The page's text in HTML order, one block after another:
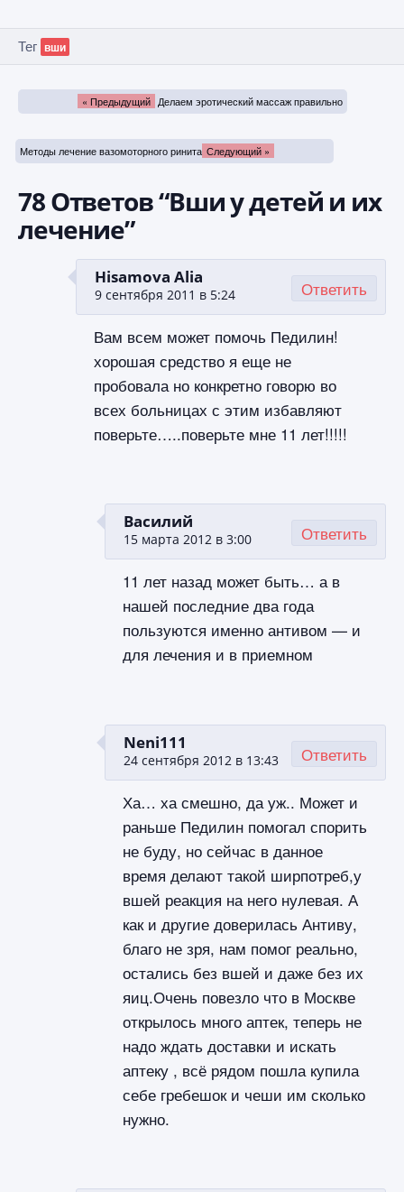
Тег вши
« Предыдущий Делаем эротический массаж правильно
Методы лечение вазомоторного ринита Следующий »
78 Ответов “Вши у детей и их
лечение”
Hisamova Alia
9 сентября 2011 в 5:24
Вам всем может помочь Педилин!
хорошая средство я еще не
пробовала но конкретно говорю во
всех больницах с этим избавляют
поверьте…..поверьте мне 11 лет!!!!!
Ответить
Василий
15 марта 2012 в 3:00
11 лет назад может быть… а в
нашей последние два года
пользуются именно антивом — и
для лечения и в приемном
Ответить
Neni111
24 сентября 2012 в 13:43
Ха… ха смешно, да уж.. Может и
раньше Педилин помогал спорить
не буду, но сейчас в данное
время делают такой ширпотреб,у
вшей реакция на него нулевая. А
как и другие доверилась Антиву,
благо не зря, нам помог реально,
остались без вшей и даже без их
яиц.Очень повезло что в Москве
открылось много аптек, теперь не
надо ждать доставки и искать
аптеку , всё рядом пошла купила
себе гребешок и чеши им сколько
нужно.
Ответить